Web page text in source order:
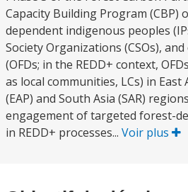
Capacity Building Program (CBP)
dependent indigenous peoples
Society Organizations (CSOs),
(OFDs; in the REDD+ context,
as local communities, LCs) in East
(EAP) and South Asia (SAR)
engagement of targeted forest-
in REDD+ processes... Voir plus